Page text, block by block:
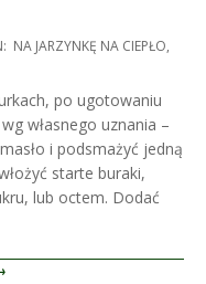
NA JARZYNKĘ NA CIEPŁO,
po ugotowaniu
własnego uznania –
i podsmażyć jedną
starte buraki,
lub octem. Dodać